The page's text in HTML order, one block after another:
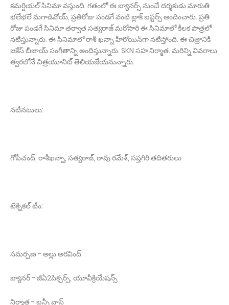
కమర్షియల్ సినిమా వస్తుంది. గ‌తంలో ఈ బ్యాన‌ర్స్ నుంచే ద‌ర్శ‌కుడు మారుతి
భ‌లేభ‌లే మ‌గాడివోయ్, ప్ర‌తిరోజు పండ‌గే వంటి బ్లాక్ బ‌స్ట‌ర్స్ అందించారు. ప్రతి
రోజు పండగే సినిమా తర్వాత సత్యరాజ్ మరోసారి ఈ సినిమాలో కీలక పాత్రలో
నటిస్తున్నారు. ఈ సినిమాలో రాశీ ఖన్నా హీరోయిన్‌గా నటిస్తోంది. ఈ చిత్రానికి
జ‌కేస్ బీజాయ్ సంగీతాన్ని అందిస్తున్నారు. SKN సహ నిర్మాత‌. మరిన్ని వివరాలు
త్వరలోనే చిత్రయూనిట్ తెలియజేయనున్నారు.
నటీనటులు:
గోపీచంద్, రాశీఖ‌న్నా, స‌త్య‌రాజ్, రావు ర‌మేశ్, సప్తగిరి తదితరులు
టెక్నికల్ టీం:
స‌మ‌ర్ప‌ణ - అల్లు అరవింద్
బ్యాన‌ర్ - జీఏ2పిక్చ‌ర్స్, యూవీక్రియేష‌న్స్
నిర్మాత‌ - బ‌న్నీ వాస్